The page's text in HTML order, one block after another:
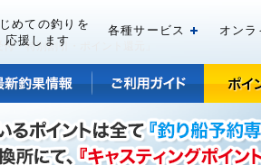
・特別割引・ポイント還元」
めての釣りを
応援します
各種サービス 開くオン